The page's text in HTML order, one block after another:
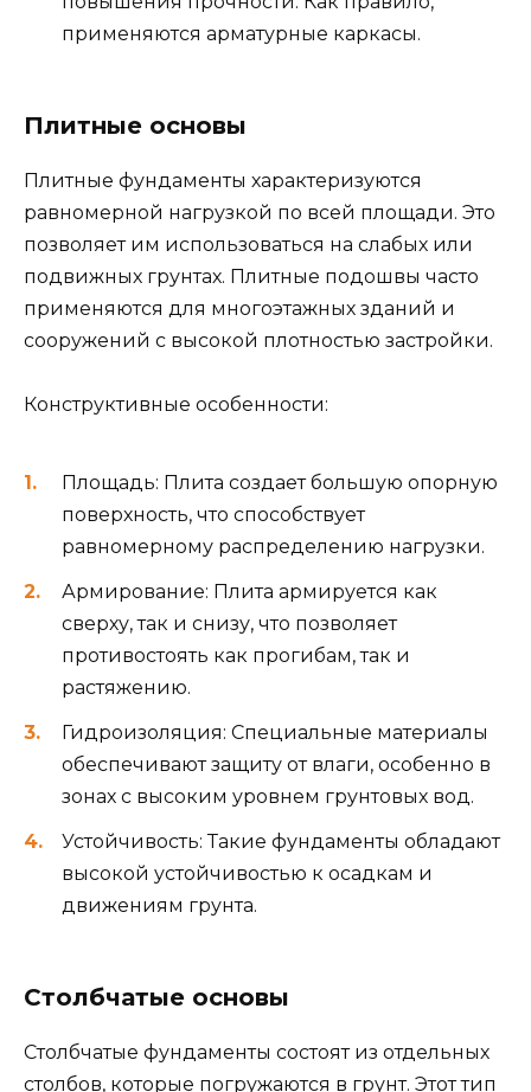
применяются арматурные каркасы.
Плитные основы
Плитные фундаменты характеризуются
равномерной нагрузкой по всей площади. Это
позволяет им использоваться на слабых или
подвижных грунтах. Плитные подошвы часто
применяются для многоэтажных зданий и
сооружений с высокой плотностью застройки.
Конструктивные особенности:
Площадь: Плита создает большую опорную
поверхность, что способствует
равномерному распределению нагрузки.
Армирование: Плита армируется как
сверху, так и снизу, что позволяет
противостоять как прогибам, так и
растяжению.
Гидроизоляция: Специальные материалы
обеспечивают защиту от влаги, особенно в
зонах с высоким уровнем грунтовых вод.
Устойчивость: Такие фундаменты обладают
высокой устойчивостью к осадкам и
движениям грунта.
Столбчатые основы
Столбчатые фундаменты состоят из отдельных
столбов, которые погружаются в грунт. Этот тип